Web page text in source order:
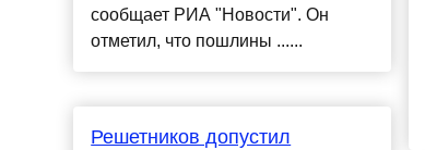
сообщает РИА "Новости". Он
отметил, что пошлины ......
Решетников допустил